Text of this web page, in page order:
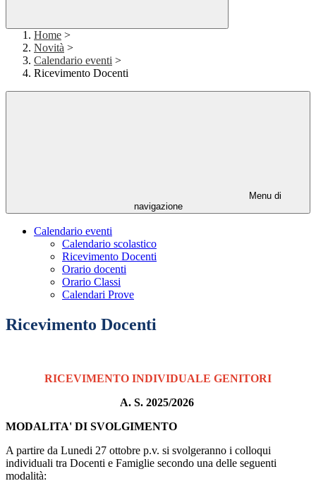
Home >
Novità >
Calendario eventi >
Ricevimento Docenti
Menu di
navigazione
Calendario eventi
Calendario scolastico
Ricevimento Docenti
Orario docenti
Orario Classi
Calendari Prove
Ricevimento Docenti
RICEVIMENTO INDIVIDUALE GENITORI
A. S. 2025/2026
MODALITA' DI SVOLGIMENTO
A partire da Lunedi 27 ottobre p.v. si svolgeranno i colloqui
individuali tra Docenti e Famiglie secondo una delle seguenti
modalità: